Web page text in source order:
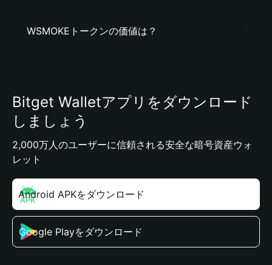
WSMOKEトークンの価値は？
Bitget Walletアプリをダウンロード
しましょう
2,000万人のユーザーに信頼される安全な暗号資産ウォ
レット
Android APKをダウンロード
Google Playをダウンロード